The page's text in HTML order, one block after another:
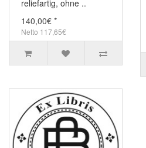
reliefartig, ohne ..
140,00€ *
Netto 117,65€